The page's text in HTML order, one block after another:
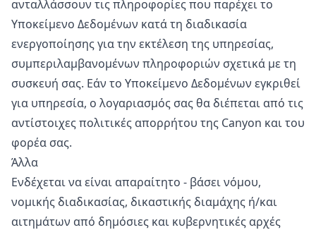
ανταλλάσσουν τις πληροφορίες που παρέχει το
Υποκείμενο Δεδομένων κατά τη διαδικασία
ενεργοποίησης για την εκτέλεση της υπηρεσίας,
συμπεριλαμβανομένων πληροφοριών σχετικά με τη
συσκευή σας. Εάν το Υποκείμενο Δεδομένων εγκριθεί
για υπηρεσία, ο λογαριασμός σας θα διέπεται από τις
αντίστοιχες πολιτικές απορρήτου της Canyon και του
φορέα σας.
Άλλα
Ενδέχεται να είναι απαραίτητο - βάσει νόμου,
νομικής διαδικασίας, δικαστικής διαμάχης ή/και
αιτημάτων από δημόσιες και κυβερνητικές αρχές